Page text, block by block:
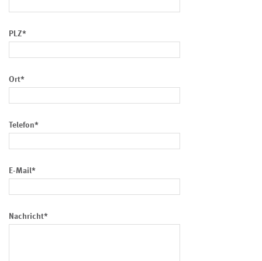
PLZ*
Ort*
Telefon*
E-Mail*
Nachricht*